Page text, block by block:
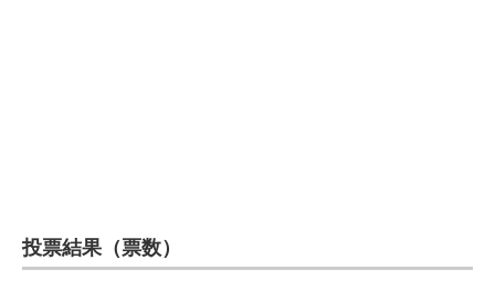
投票結果（票数）